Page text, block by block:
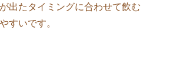
出たタイミングに合わせて飲む
すいです。